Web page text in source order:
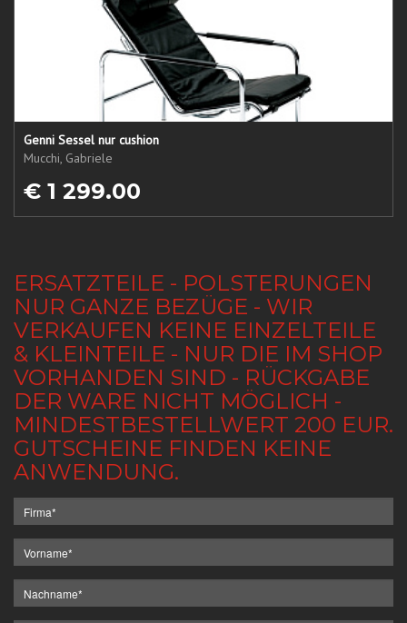
Genni Sessel nur cushion
Mucchi, Gabriele
€ 1 299.00
ERSATZTEILE - POLSTERUNGEN
NUR GANZE BEZÜGE - WIR
VERKAUFEN KEINE EINZELTEILE
& KLEINTEILE - NUR DIE IM SHOP
VORHANDEN SIND - RÜCKGABE
DER WARE NICHT MÖGLICH -
MINDESTBESTELLWERT 200 EUR.
GUTSCHEINE FINDEN KEINE
ANWENDUNG.